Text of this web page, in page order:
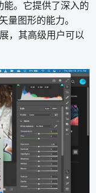
能。它提供了深入的
量图形的能力。
，其高级用户可以